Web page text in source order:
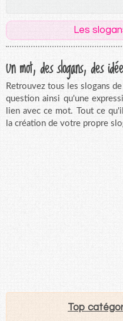
Les
Un mot, des slogans, des
Retrouvez tous les slogans
question ainsi qu'une
lien avec ce mot. Tout ce
la création de votre propre
Top